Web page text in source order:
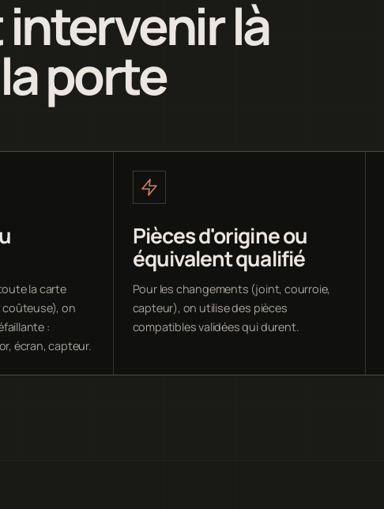
là
porte
la carte
on
:
écran, capteur.
Pièces d'origine ou
équivalent qualifié
Pour les changements (joint, courroie,
capteur), on utilise des pièces
compatibles validées qui durent.